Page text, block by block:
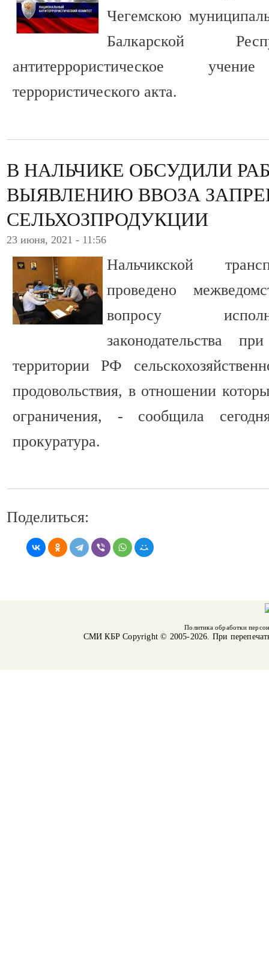
Чегемскою
Балкарской
антитеррористическое
террористического акта.
В НАЛЬЧИКЕ ОБСУДИЛИ
ВЫЯВЛЕНИЮ ВВОЗА
СЕЛЬХОЗПРОДУКЦИИ
23 июня, 2021 - 11:56
Нальчикской
проведено
вопросу
законодательства
территории РФ
продовольствия, в отношении
ограничения, - сообщила
прокуратура.
Поделиться:
Политика обработки
СМИ КБРCopyright © 2005-2026. При